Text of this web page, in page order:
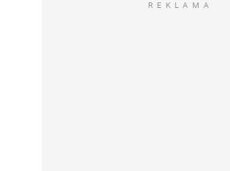
REKLAMA